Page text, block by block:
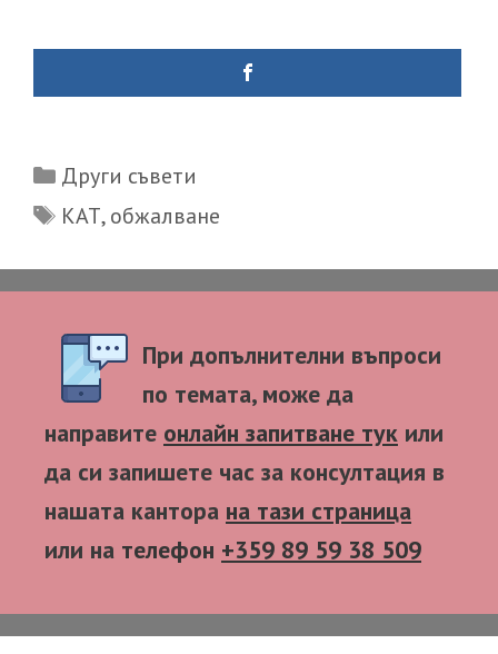
Categories
Други съвети
Tags
КАТ,обжалване
При допълнителни въпроси
по темата, може да
направите онлайн запитване тук или
да си запишете час за консултация в
нашата кантора на тази страница
или на телефон +359 89 59 38 509